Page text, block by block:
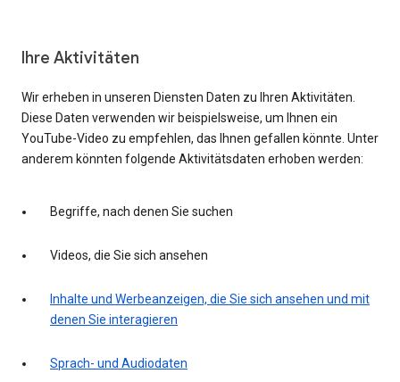
Ihre Aktivitäten
Wir erheben in unseren Diensten Daten zu Ihren Aktivitäten.
Diese Daten verwenden wir beispielsweise, um Ihnen ein
YouTube-Video zu empfehlen, das Ihnen gefallen könnte. Unter
anderem könnten folgende Aktivitätsdaten erhoben werden:
Begriffe, nach denen Sie suchen
Videos, die Sie sich ansehen
Inhalte und Werbeanzeigen, die Sie sich ansehen und mit
denen Sie interagieren
Sprach- und Audiodaten